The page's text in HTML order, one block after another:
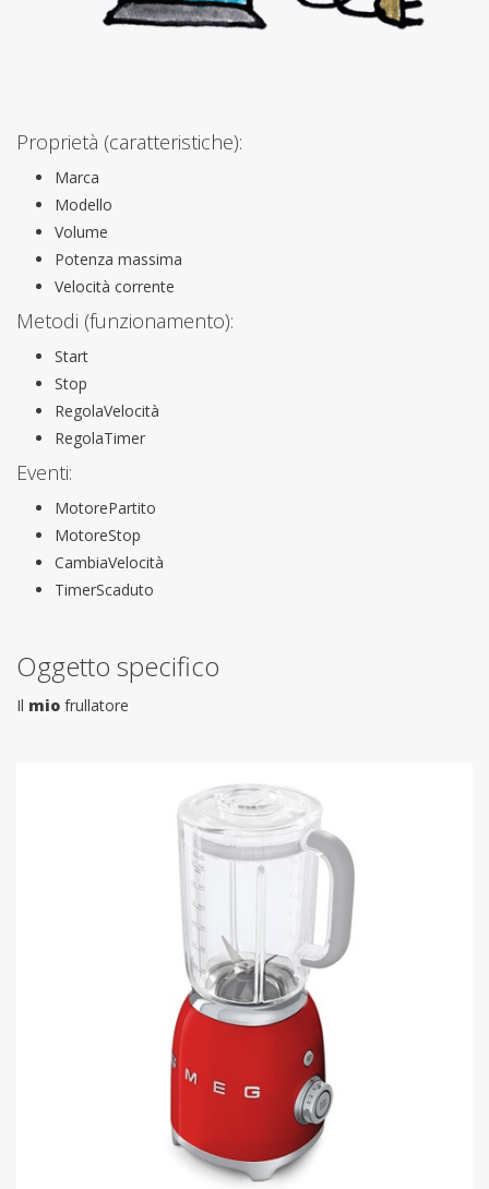
Proprietà (caratteristiche):
Marca
Modello
Volume
Potenza massima
Velocità corrente
Metodi (funzionamento):
Start
Stop
RegolaVelocità
RegolaTimer
Eventi:
MotorePartito
MotoreStop
CambiaVelocità
TimerScaduto
Oggetto specifico
Il mio frullatore